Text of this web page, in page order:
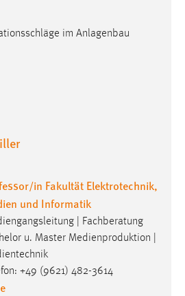
im Anlagenbau
in Fakultät Elektrotechnik,
und Informatik
| Fachberatung
u. Master Medienproduktion |
+49 (9621) 482-3614